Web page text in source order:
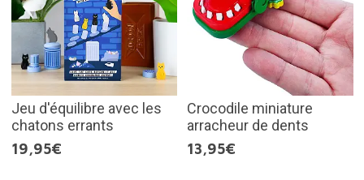
Jeu d'équilibre avec les
chatons errants
19,95€
Crocodile miniature
arracheur de dents
13,95€